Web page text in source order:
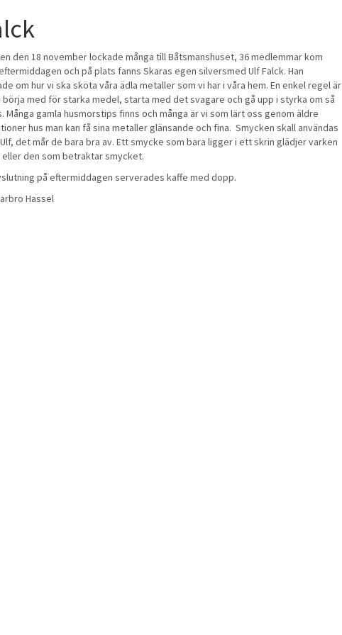
den 18 november lockade många till Båtsmanshuset, 36 medlemmar kom
och på plats fanns Skaras egen silversmed Ulf Falck. Han
om hur vi ska sköta våra ädla metaller som vi har i våra hem. En enkel regel är
med för starka medel, starta med det svagare och gå upp i styrka om så
Många gamla husmorstips finns och många är vi som lärt oss genom äldre
hus man kan få sina metaller glänsande och fina. Smycken skall användas
det mår de bara bra av. Ett smycke som bara ligger i ett skrin glädjer varken
eller den som betraktar smycket.
på eftermiddagen serverades kaffe med dopp.
Hassel